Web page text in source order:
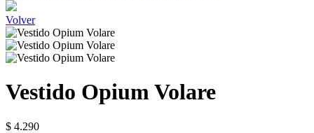
Volver
Vestido Opium Volare
$ 4.290